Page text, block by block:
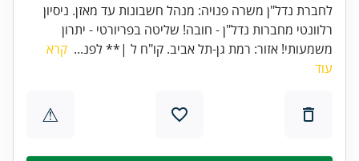
לחברת נדל"ן משרה פנויה: מנהל חשבונות עד מאזן. ניסיון
רלוונטי מחברות נדל"ן - חובה! שליטה בפריורטי - יתרון
משמעותי! אזור: רמת גן-תל אביב. קו"ח ל |** לפנ... קרא
עוד
⚠